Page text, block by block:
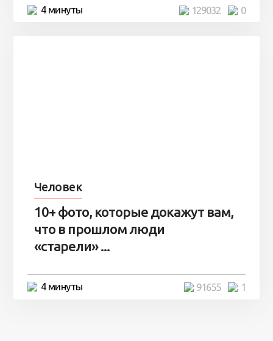
4 минуты 0
129032
Человек
10+ фото, которые докажут вам,
что в прошлом люди
«старели» ...
4 минуты 1
91655